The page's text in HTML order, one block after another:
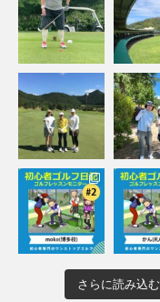
さらに読み込む